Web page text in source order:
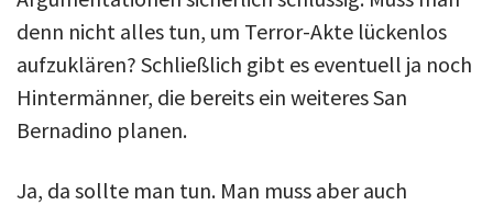
denn nicht alles tun, um Terror-Akte lückenlos
aufzuklären? Schließlich gibt es eventuell ja noch
Hintermänner, die bereits ein weiteres San
Bernadino planen.
Ja, da sollte man tun. Man muss aber auch